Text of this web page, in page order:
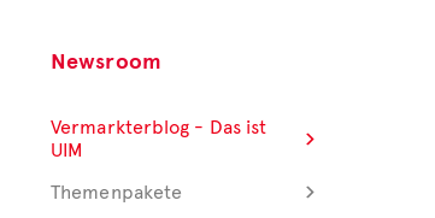
Newsroom
Vermarkterblog - Das ist
UIM
Themenpakete